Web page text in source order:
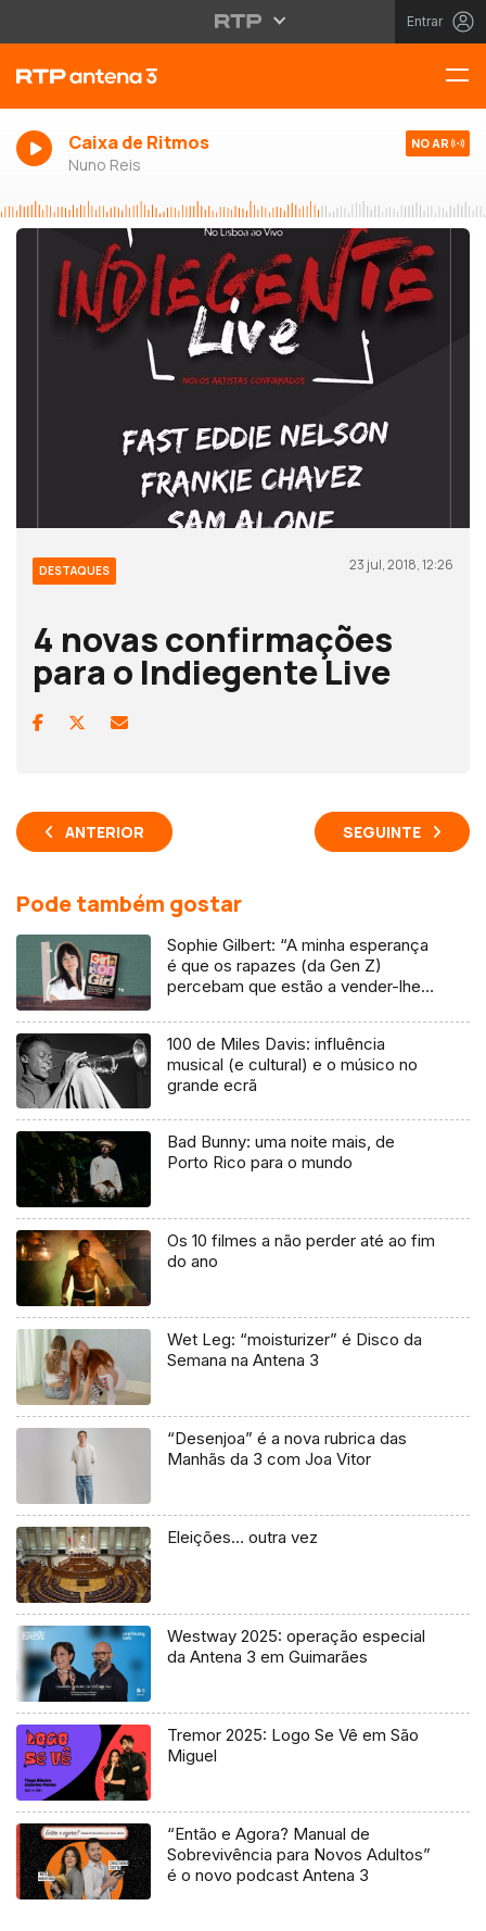
Entrar
Caixa de Ritmos
Nuno Reis
NO AR
DESTAQUES 23 jul, 2018, 12:26
4 novas confirmações
para o Indiegente Live
ANTERIOR SEGUINTE
Pode também gostar
Sophie Gilbert: “A minha esperança
é que os rapazes (da Gen Z)
percebam que estão a vender-lhes
100 de Miles Davis: influência
musical (e cultural) e o músico no
grande ecrã
Bad Bunny: uma noite mais, de
Porto Rico para o mundo
Os 10 filmes a não perder até ao fim
do ano
Wet Leg: “moisturizer” é Disco da
Semana na Antena 3
“Desenjoa” é a nova rubrica das
Manhãs da 3 com Joa Vitor
Eleições… outra vez
Westway 2025: operação especial
da Antena 3 em Guimarães
Tremor 2025: Logo Se Vê em São
Miguel
“Então e Agora? Manual de
Sobrevivência para Novos Adultos”
é o novo podcast Antena 3